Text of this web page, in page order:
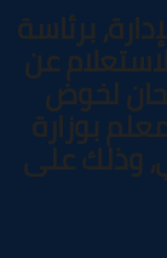
برئاسة
عن
لخوض
٣٠ الف معلم بوزارة
وذلك على